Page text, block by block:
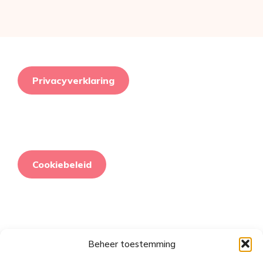
Beheer toestemming
Privacyverklaring
Cookiebeleid
Retourneringsbeleid